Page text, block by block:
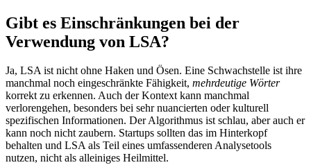
Gibt es Einschränkungen bei der
Verwendung von LSA?
Ja, LSA ist nicht ohne Haken und Ösen. Eine Schwachstelle ist ihre
manchmal noch eingeschränkte Fähigkeit, mehrdeutige Wörter
korrekt zu erkennen. Auch der Kontext kann manchmal
verlorengehen, besonders bei sehr nuancierten oder kulturell
spezifischen Informationen. Der Algorithmus ist schlau, aber auch er
kann noch nicht zaubern. Startups sollten das im Hinterkopf
behalten und LSA als Teil eines umfassenderen Analysetools
nutzen, nicht als alleiniges Heilmittel.